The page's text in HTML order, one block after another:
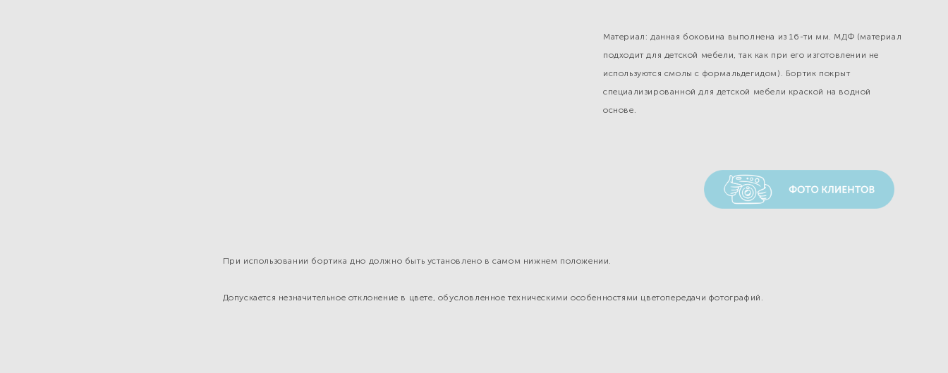
Материал: данная боковина выполнена из 16-ти мм. МДФ (материал
подходит для детской мебели, так как при его изготовлении не
используются смолы с формальдегидом). Бортик покрыт
специализированной для детской мебели краской на водной
основе.
При использовании бортика дно должно быть установлено в самом нижнем положении.
Допускается незначительное отклонение в цвете, обусловленное техническими особенностями цветопередачи фотографий.